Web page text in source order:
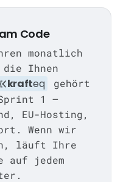
Code
monatlich
Ihnen
krafteq
gehört
1 —
EU-Hosting,
Wenn wir
läuft Ihre
auf jedem